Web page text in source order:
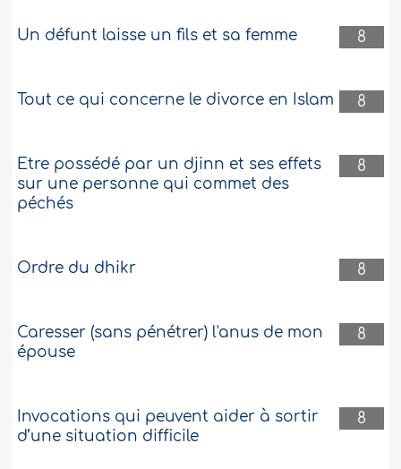
8
Un défunt laisse un fils et sa femme
8
Tout ce qui concerne le divorce en Islam
8
Etre possédé par un djinn et ses effets
sur une personne qui commet des
péchés
8
Ordre du dhikr
8
Caresser (sans pénétrer) l'anus de mon
épouse
8
Invocations qui peuvent aider à sortir
d’une situation difficile